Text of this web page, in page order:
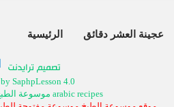
عجينة العشر دقائق الرئيسية
SaphpLesson 4.0
© 2005 - 2022 موسوعة الطبخ arabic recipes